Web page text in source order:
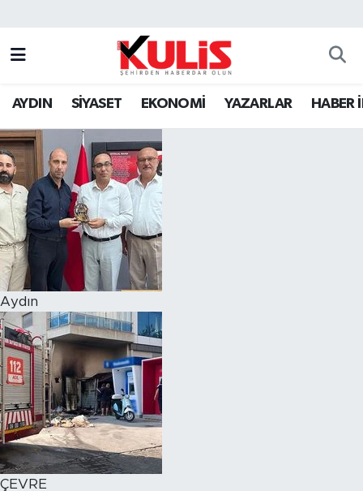
AYDIN SİYASET EKONOMİ YAZARLAR HABER
Aydın
ÇEVRE